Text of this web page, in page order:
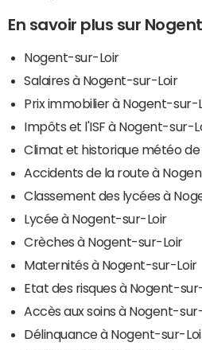
En savoir plus sur
Nogent-sur-Loir
Salaires à Nogent-sur-Loir
Prix immobilier à Nogent-sur-
Impôts et l'ISF à Nogent-sur-
Climat et historique météo
Accidents de la route à
Classement des lycées à
Lycée à Nogent-sur-Loir
Crèches à Nogent-sur-Loir
Maternités à Nogent-sur-Loir
Etat des risques à Nogent-
Accès aux soins à Nogent-
Délinquance à Nogent-sur-